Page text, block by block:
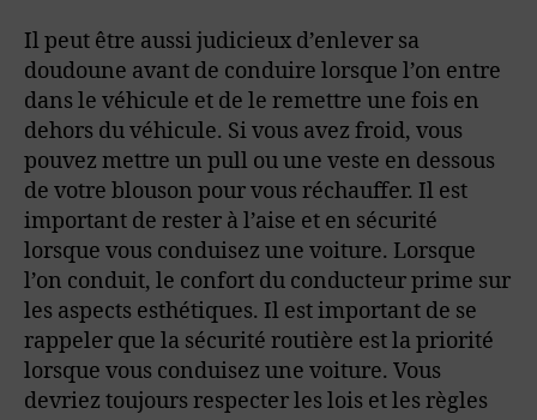
Il peut être aussi judicieux d’enlever sa
doudoune avant de conduire lorsque l’on entre
dans le véhicule et de le remettre une fois en
dehors du véhicule. Si vous avez froid, vous
pouvez mettre un pull ou une veste en dessous
de votre blouson pour vous réchauffer. Il est
important de rester à l’aise et en sécurité
lorsque vous conduisez une voiture. Lorsque
l’on conduit, le confort du conducteur prime sur
les aspects esthétiques. Il est important de se
rappeler que la sécurité routière est la priorité
lorsque vous conduisez une voiture. Vous
devriez toujours respecter les lois et les règles